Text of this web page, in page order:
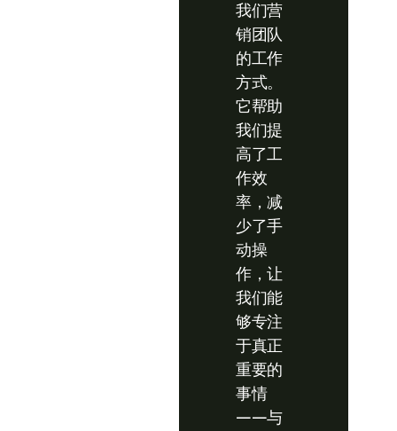
我们营
销团队
的工作
方式。
它帮助
我们提
高了工
作效
率，减
少了手
动操
作，让
我们能
够专注
于真正
重要的
事情
——与